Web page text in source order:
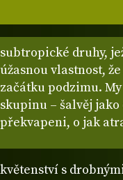
subtropické druhy,
úžasnou vlastnost,
začátku podzimu.
skupinu – šalvěj
překvapeni, o jak
květenství s